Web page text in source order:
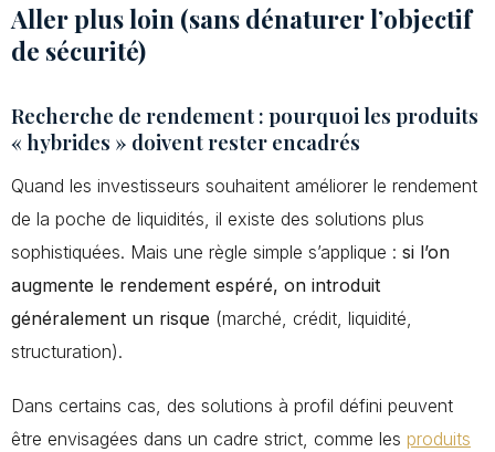
Aller plus loin (sans dénaturer l’objectif
de sécurité)
Recherche de rendement : pourquoi les produits
« hybrides » doivent rester encadrés
Quand les investisseurs souhaitent améliorer le rendement
de la poche de liquidités, il existe des solutions plus
sophistiquées. Mais une règle simple s’applique : si l’on
augmente le rendement espéré, on introduit
généralement un risque (marché, crédit, liquidité,
structuration).
Dans certains cas, des solutions à profil défini peuvent
être envisagées dans un cadre strict, comme les produits